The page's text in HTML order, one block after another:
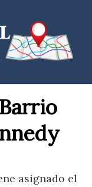
asignado el